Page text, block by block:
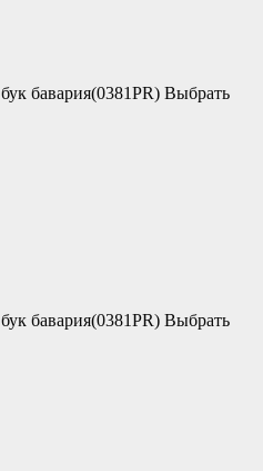
бук бавария(0381PR) Выбрать
бук бавария(0381PR) Выбрать